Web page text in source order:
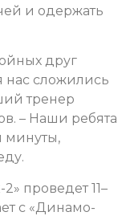
и одержать
друг
нас сложились
тренер
– Наши ребята
минуты,
проведет 11–
с «Динамо-